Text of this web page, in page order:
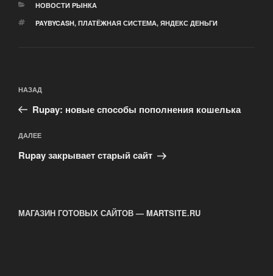
РУБРИКИ
НОВОСТИ РЫНКА
МЕТКИ
PAYBYCASH, ПЛАТЁЖНАЯ СИСТЕМА, ЯНДЕКС ДЕНЬГИ
по
записям
Предыдущая
запись:
НАЗАД
Rupay: новые способы пополнения кошелька
Следующая
запись
ДАЛЕЕ
Rupay закрывает старый сайт
МАГАЗИН ГОТОВЫХ САЙТОВ — MARTSITE.RU